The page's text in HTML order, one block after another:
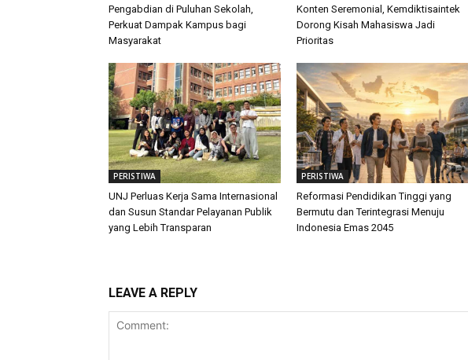
Pengabdian di Puluhan Sekolah,
Perkuat Dampak Kampus bagi
Masyarakat
Konten Seremonial, Kemdiktisaintek
Dorong Kisah Mahasiswa Jadi
Prioritas
PERISTIWA
UNJ Perluas Kerja Sama Internasional
dan Susun Standar Pelayanan Publik
yang Lebih Transparan
PERISTIWA
Reformasi Pendidikan Tinggi yang
Bermutu dan Terintegrasi Menuju
Indonesia Emas 2045
LEAVE A REPLY